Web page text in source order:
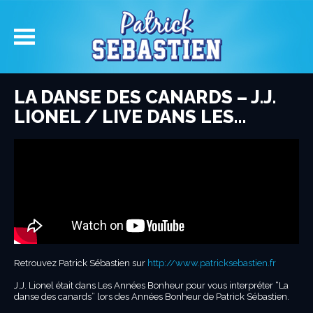
LA DANSE DES CANARDS – J.J.
LIONEL / LIVE DANS LES…
Retrouvez Patrick Sébastien sur http://www.patricksebastien.fr
J.J. Lionel était dans Les Années Bonheur pour vous interpréter “La
danse des canards” lors des Années Bonheur de Patrick Sébastien.